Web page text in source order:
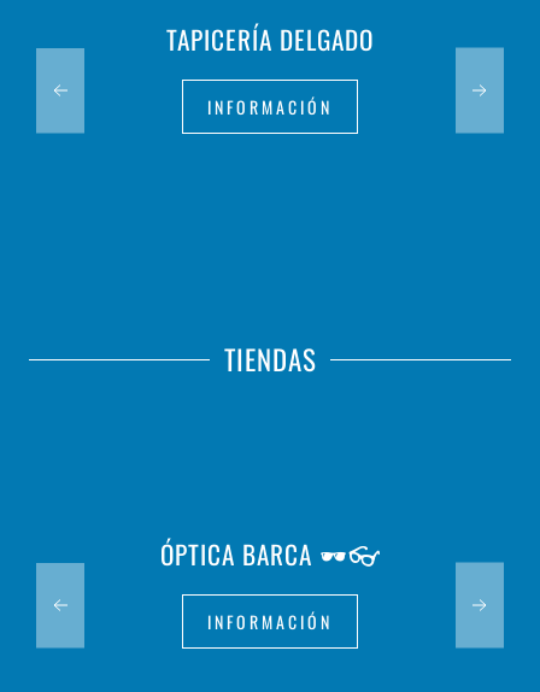
TAPICERÍA DELGADO
INFORMACIÓN
TIENDAS
ÓPTICA BARCA 🕶️👓
INFORMACIÓN